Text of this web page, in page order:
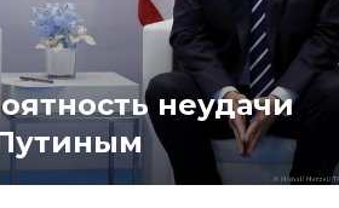
неудачи